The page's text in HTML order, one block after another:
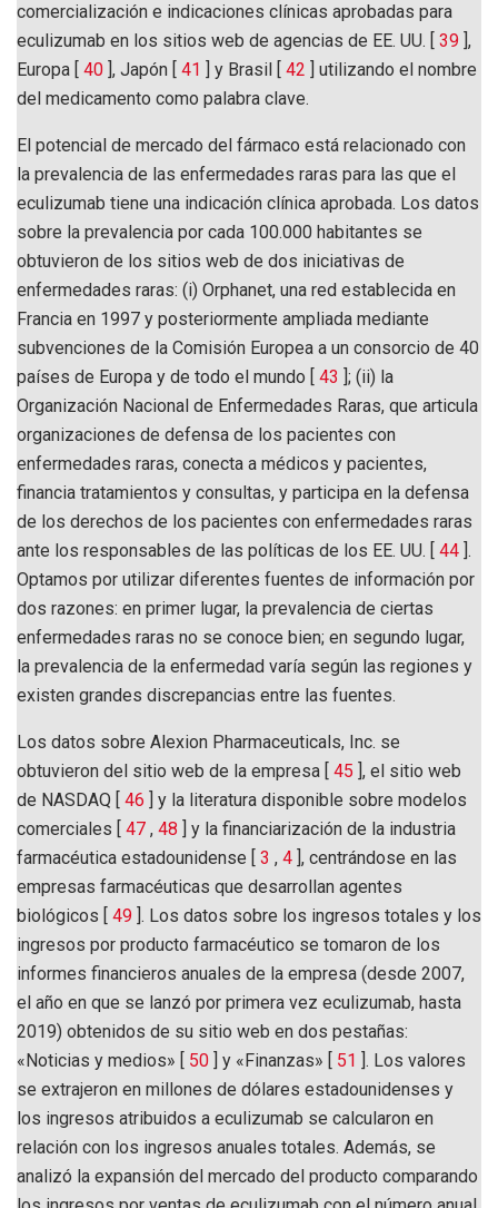
comercialización e indicaciones clínicas aprobadas para
eculizumab en los sitios web de agencias de EE. UU. [ 39 ],
Europa [ 40 ], Japón [ 41 ] y Brasil [ 42 ] utilizando el nombre
del medicamento como palabra clave.
El potencial de mercado del fármaco está relacionado con
la prevalencia de las enfermedades raras para las que el
eculizumab tiene una indicación clínica aprobada. Los datos
sobre la prevalencia por cada 100.000 habitantes se
obtuvieron de los sitios web de dos iniciativas de
enfermedades raras: (i) Orphanet, una red establecida en
Francia en 1997 y posteriormente ampliada mediante
subvenciones de la Comisión Europea a un consorcio de 40
países de Europa y de todo el mundo [ 43 ]; (ii) la
Organización Nacional de Enfermedades Raras, que articula
organizaciones de defensa de los pacientes con
enfermedades raras, conecta a médicos y pacientes,
financia tratamientos y consultas, y participa en la defensa
de los derechos de los pacientes con enfermedades raras
ante los responsables de las políticas de los EE. UU. [ 44 ].
Optamos por utilizar diferentes fuentes de información por
dos razones: en primer lugar, la prevalencia de ciertas
enfermedades raras no se conoce bien; en segundo lugar,
la prevalencia de la enfermedad varía según las regiones y
existen grandes discrepancias entre las fuentes.
Los datos sobre Alexion Pharmaceuticals, Inc. se
obtuvieron del sitio web de la empresa [ 45 ], el sitio web
de NASDAQ [ 46 ] y la literatura disponible sobre modelos
comerciales [ 47 , 48 ] y la financiarización de la industria
farmacéutica estadounidense [ 3 , 4 ], centrándose en las
empresas farmacéuticas que desarrollan agentes
biológicos [ 49 ]. Los datos sobre los ingresos totales y los
ingresos por producto farmacéutico se tomaron de los
informes financieros anuales de la empresa (desde 2007,
el año en que se lanzó por primera vez eculizumab, hasta
2019) obtenidos de su sitio web en dos pestañas:
«Noticias y medios» [ 50 ] y «Finanzas» [ 51 ]. Los valores
se extrajeron en millones de dólares estadounidenses y
los ingresos atribuidos a eculizumab se calcularon en
relación con los ingresos anuales totales. Además, se
analizó la expansión del mercado del producto comparando